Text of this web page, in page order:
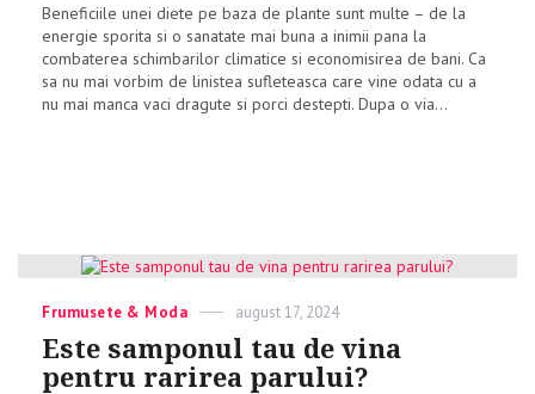
Beneficiile unei diete pe baza de plante sunt multe – de la
energie sporita si o sanatate mai buna a inimii pana la
combaterea schimbarilor climatice si economisirea de bani. Ca
sa nu mai vorbim de linistea sufleteasca care vine odata cu a
nu mai manca vaci dragute si porci destepti. Dupa o via...
Categories
Frumusete & Moda
Posted
on
august 17, 2024
Este samponul tau de vina
pentru rarirea parului?